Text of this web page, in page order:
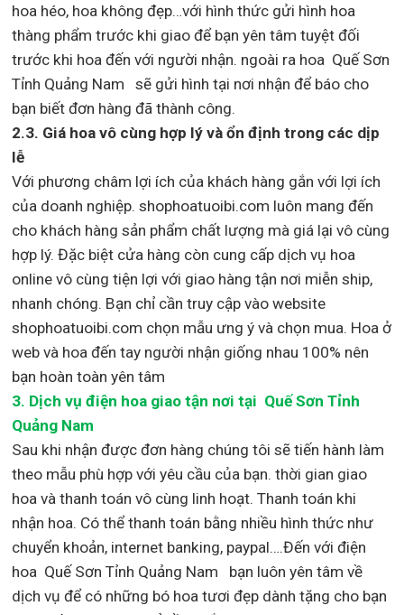
hoa héo, hoa không đẹp…với hình thức gửi hình hoa
thàng phẩm trước khi giao để bạn yên tâm tuyệt đối
trước khi hoa đến với người nhận. ngoài ra hoa Quế Sơn
Tỉnh Quảng Nam sẽ gửi hình tại nơi nhận để báo cho
bạn biết đơn hàng đã thành công.
2.3. Giá hoa vô cùng hợp lý và ổn định trong các dịp
lễ
Với phương châm lợi ích của khách hàng gắn với lợi ích
của doanh nghiệp. shophoatuoibi.com luôn mang đến
cho khách hàng sản phẩm chất lượng mà giá lại vô cùng
hợp lý. Đặc biệt cửa hàng còn cung cấp dịch vụ hoa
online vô cùng tiện lợi với giao hàng tận nơi miễn ship,
nhanh chóng. Bạn chỉ cần truy cập vào website
shophoatuoibi.com chọn mẫu ưng ý và chọn mua. Hoa ở
web và hoa đến tay người nhận giống nhau 100% nên
bạn hoàn toàn yên tâm
3. Dịch vụ điện hoa giao tận nơi tại Quế Sơn Tỉnh
Quảng Nam
Sau khi nhận được đơn hàng chúng tôi sẽ tiến hành làm
theo mẫu phù hợp với yêu cầu của bạn. thời gian giao
hoa và thanh toán vô cùng linh hoạt. Thanh toán khi
nhận hoa. Có thể thanh toán bằng nhiều hình thức như
chuyển khoản, internet banking, paypal….Đến với điện
hoa Quế Sơn Tỉnh Quảng Nam bạn luôn yên tâm về
dịch vụ để có những bó hoa tươi đẹp dành tặng cho bạn